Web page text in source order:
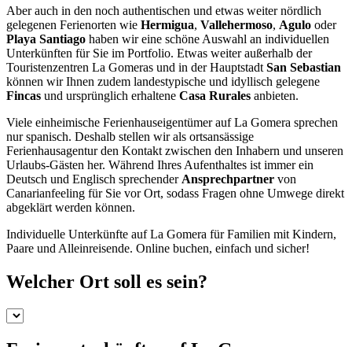
Aber auch in den noch authentischen und etwas weiter nördlich
gelegenen Ferienorten wie Hermigua, Vallehermoso, Agulo oder
Playa Santiago haben wir eine schöne Auswahl an individuellen
Unterkünften für Sie im Portfolio. Etwas weiter außerhalb der
Touristenzentren La Gomeras und in der Hauptstadt San Sebastian
können wir Ihnen zudem landestypische und idyllisch gelegene
Fincas und ursprünglich erhaltene Casa Rurales anbieten.
Viele einheimische Ferienhauseigentümer auf La Gomera sprechen
nur spanisch. Deshalb stellen wir als ortsansässige
Ferienhausagentur den Kontakt zwischen den Inhabern und unseren
Urlaubs-Gästen her. Während Ihres Aufenthaltes ist immer ein
Deutsch und Englisch sprechender Ansprechpartner von
Canarianfeeling für Sie vor Ort, sodass Fragen ohne Umwege direkt
abgeklärt werden können.
Individuelle Unterkünfte auf La Gomera für Familien mit Kindern,
Paare und Alleinreisende. Online buchen, einfach und sicher!
Welcher Ort soll es sein?